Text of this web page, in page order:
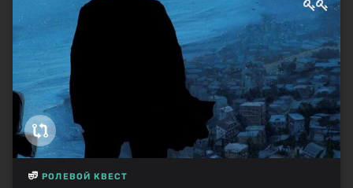
РОЛЕВОЙ КВЕСТ